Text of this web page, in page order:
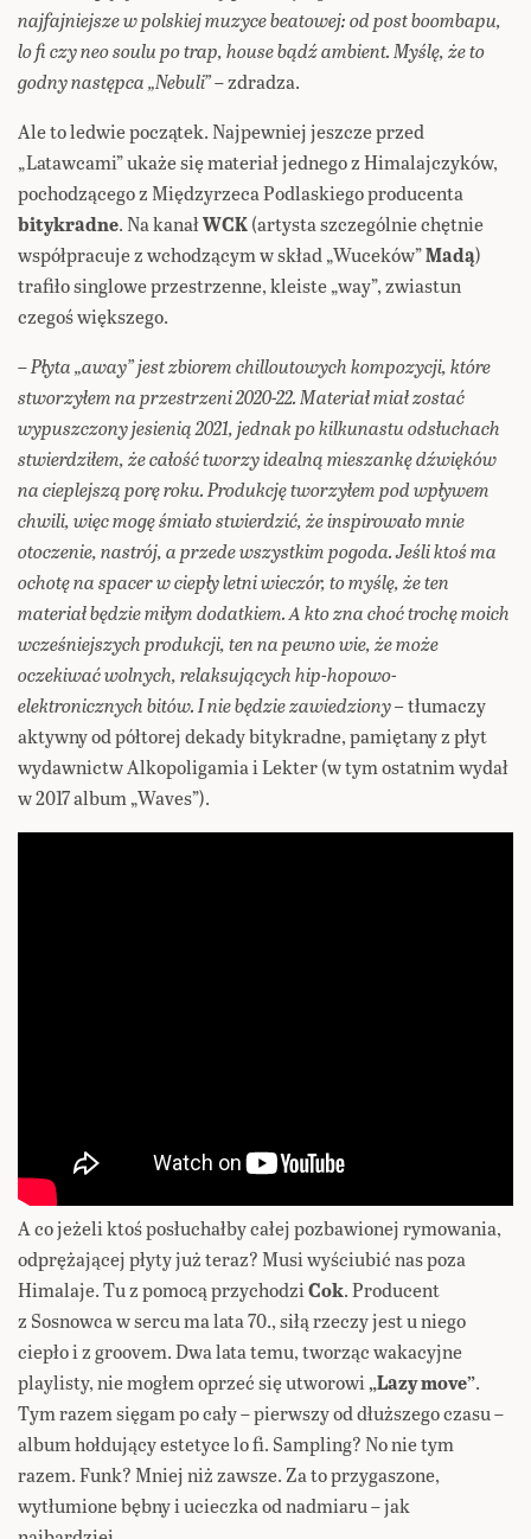
najfajniejsze w polskiej muzyce beatowej: od post boombapu,
lo fi czy neo soulu po trap, house bądź ambient. Myślę, że to
godny następca „Nebuli”– zdradza.
Ale to ledwie początek. Najpewniej jeszcze przed
„Latawcami” ukaże się materiał jednego z Himalajczyków,
pochodzącego z Międzyrzeca Podlaskiego producenta
bitykradne. Na kanałWCK(artysta szczególnie chętnie
współpracuje z wchodzącym w skład „Wuceków”Madą)
trafiło singlowe przestrzenne, kleiste „way”, zwiastun
czegoś większego.
–Płyta „away” jest zbiorem chilloutowych kompozycji, które
stworzyłem na przestrzeni 2020-22. Materiał miał zostać
wypuszczony jesienią 2021, jednak po kilkunastu odsłuchach
stwierdziłem, że całość tworzy idealną mieszankę dźwięków
na cieplejszą porę roku. Produkcję tworzyłem pod wpływem
chwili, więc mogę śmiało stwierdzić, że inspirowało mnie
otoczenie, nastrój, a przede wszystkim pogoda. Jeśli ktoś ma
ochotę na spacer w ciepły letni wieczór, to myślę, że ten
materiał będzie miłym dodatkiem. A kto zna choć trochę moich
wcześniejszych produkcji, ten na pewno wie, że może
oczekiwać wolnych, relaksujących hip-hopowo-
elektronicznych bitów. I nie będzie zawiedziony –tłumaczy
aktywny od półtorej dekady bitykradne, pamiętany z płyt
wydawnictw Alkopoligamia i Lekter (w tym ostatnim wydał
w 2017 album „Waves”).
A co jeżeli ktoś posłuchałby całej pozbawionej rymowania,
odprężającej płyty już teraz? Musi wyściubić nas poza
Himalaje. Tu z pomocą przychodziCok. Producent
z Sosnowca w sercu ma lata 70., siłą rzeczy jest u niego
ciepło i z groovem. Dwa lata temu, tworząc wakacyjne
playlisty, nie mogłem oprzeć się utworowi„Lazy move”.
Tym razem sięgam po cały – pierwszy od dłuższego czasu –
album hołdujący estetyce lo fi. Sampling? No nie tym
razem. Funk? Mniej niż zawsze. Za to przygaszone,
wytłumione bębny i ucieczka od nadmiaru – jak